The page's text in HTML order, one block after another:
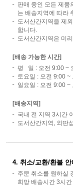
판매 중인 모든 제품
는 배송지역에 따라
도서산간지역을 제
합니다.
도서산간지역은 미
[배송 가능한 시간]
평 일 : 오전 9:00 ~
토요일 : 오전 9:00 ~
일요일 : 오전 9:00 ~
[배송지역]
국내 전 지역 3시간
도서산간지역, 외딴
4. 취소/교환/환불 안
주문 취소를 원하실
희망 배송시간 3시